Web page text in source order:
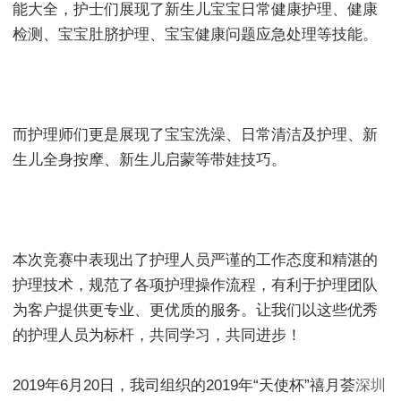
能大全，护士们展现了新生儿宝宝日常健康护理、健康
检测、宝宝肚脐护理、宝宝健康问题应急处理等技能。
而护理师们更是展现了宝宝洗澡、日常清洁及护理、新
生儿全身按摩、新生儿启蒙等带娃技巧。
本次竞赛中表现出了护理人员严谨的工作态度和精湛的
护理技术，规范了各项护理操作流程，有利于护理团队
为客户提供更专业、更优质的服务。让我们以这些优秀
的护理人员为标杆，共同学习，共同进步！
2019年6月20日，我司组织的2019年“天使杯”禧月荟深圳